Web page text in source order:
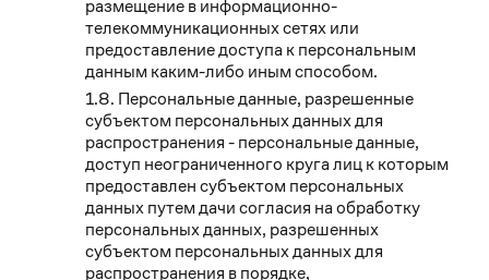
размещение в информационно-
телекоммуникационных сетях или
предоставление доступа к персональным
данным каким-либо иным способом.
Персональные данные, разрешенные
субъектом персональных данных для
распространения - персональные данные,
доступ неограниченного круга лиц к которым
предоставлен субъектом персональных
данных путем дачи согласия на обработку
персональных данных, разрешенных
субъектом персональных данных для
распространения в порядке,